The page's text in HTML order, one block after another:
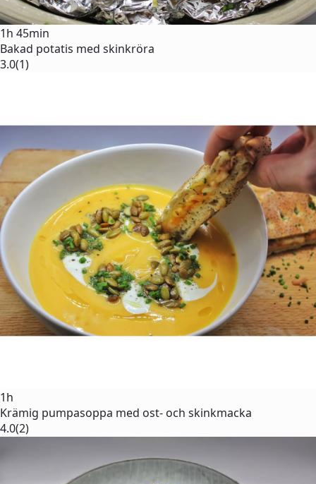
1h 45min
Bakad potatis med skinkröra
3.0(1)
1h
Krämig pumpasoppa med ost- och skinkmacka
4.0(2)